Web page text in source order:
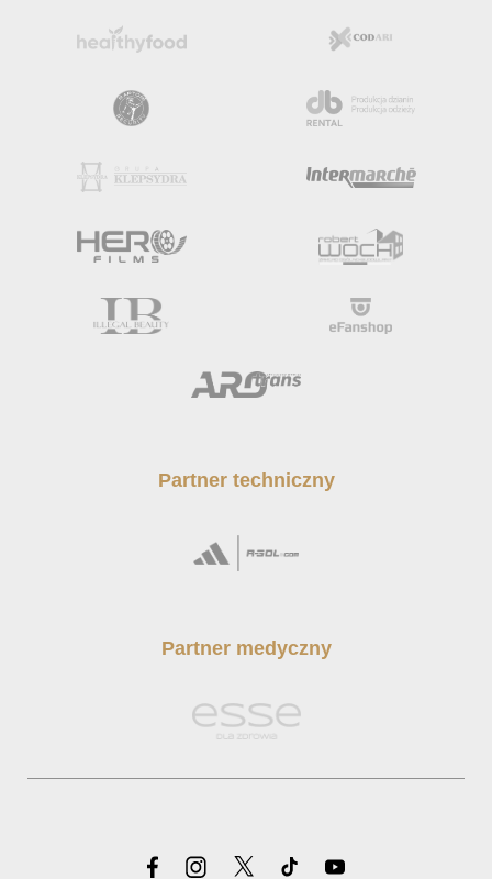
Partner techniczny
Partner medyczny